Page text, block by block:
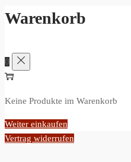
Warenkorb
0
Keine Produkte im Warenkorb
Weiter einkaufen
Vertrag widerrufen